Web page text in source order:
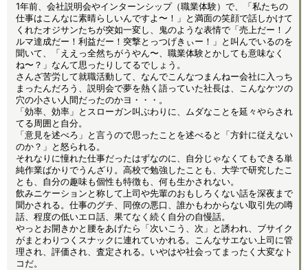
1年前、会社説明会やインターンシップ（職業体験）で、「私たちの
仕事はこんなに素晴らしいんですよ〜！」と満面の笑顔で話しかけて
くれたオジサンたちが突如一変し、鬼のような表情で「売上だー！ノ
ルマ達成だー！利益だー！突撃とっつげきぃー！」と叫んでいるのを
聞いて、「ええっ全然ちがうやん〜、職業体験とかしても意味なく
ね〜？」なんて思ったりしてるでしょう。
さんざ苦労して就職活動して、なんでこんなつまんねー会社に入っち
まったんだろう、説明会で夢を熱く語っていた社長は、こんなケツの
穴の小さい人間だったのかヨ・・・。
「効率、効率」とスローガン叫ぶわりに、ムダなことを延々やらされ
てる周囲と自分。
「意見を述べろ」と言うので思ったことを述べると「方針に従えない
のか？」と怒られる。
それなりに憧れた仕事だったはずなのに、自分じゃなくてもできる単
純作業ばかりでうんざり。高校で勉強したことも、大学で研究したこ
とも、自分の趣味も個性も特徴も、何も生かされない。
飲みニケーションと称して上司や先輩のおもしろくない話を深夜まで
聞かされる。仕事のグチ、同僚の悪口、誰かもわからない取引先の噂
話、程度の低いエロ話、果てなく続く自分の自慢話。
やっとお開きかと腰をあげたら「次いこう、次」と誘われ、ブサイク
がまとわりつくスナックに連れていかれる。こんなサエない上司に管
理され、評価され、査定される。いやはや社会ってまったく大変なト
コだ。